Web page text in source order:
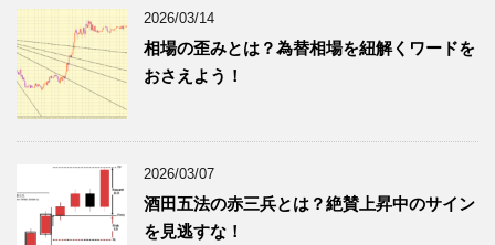
2026/03/14
相場の歪みとは？為替相場を紐解くワードを
おさえよう！
2026/03/07
酒田五法の赤三兵とは？絶賛上昇中のサイン
を見逃すな！